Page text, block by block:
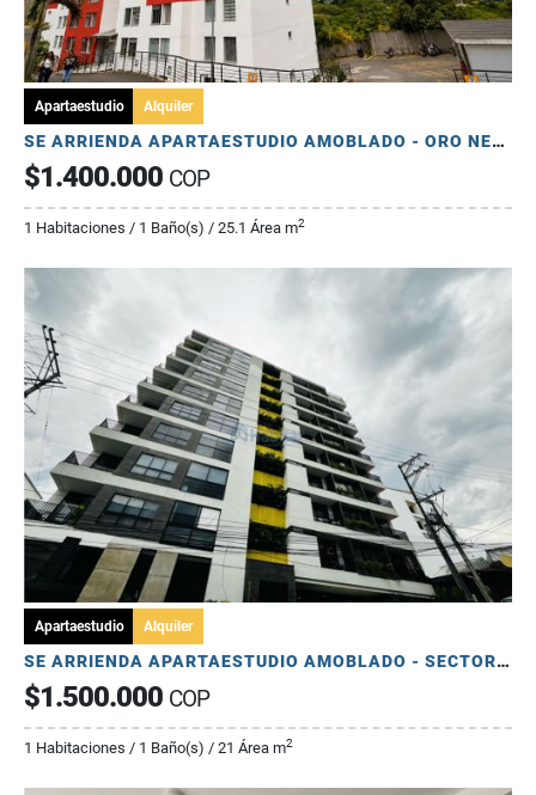
Apartaestudio Alquiler
SE ARRIENDA APARTAESTUDIO AMOBLADO - ORO NEGRO
$1.400.000 COP
1 Habitaciones / 1 Baño(s) / 25.1 Área m2
Apartaestudio Alquiler
SE ARRIENDA APARTAESTUDIO AMOBLADO - SECTOR PORTAL DEL QUINDIO
$1.500.000 COP
1 Habitaciones / 1 Baño(s) / 21 Área m2